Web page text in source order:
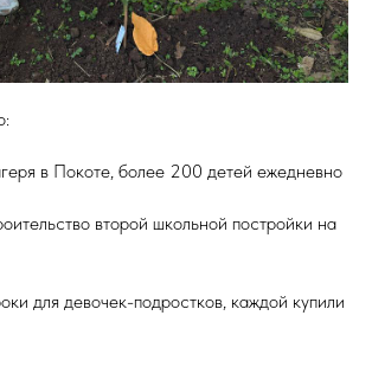
в Покоте, более 200 детей ежедневно
второй школьной постройки на
для девочек-подростков, каждой купили